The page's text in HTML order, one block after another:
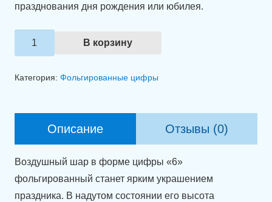
празднования дня рождения или юбилея.
Количество
товара
см)
В корзину
Категория: Фольгированные цифры
Описание Отзывы (0)
Воздушный шар в форме цифры «6»
фольгированный станет ярким украшением
праздника. В надутом состоянии его высота